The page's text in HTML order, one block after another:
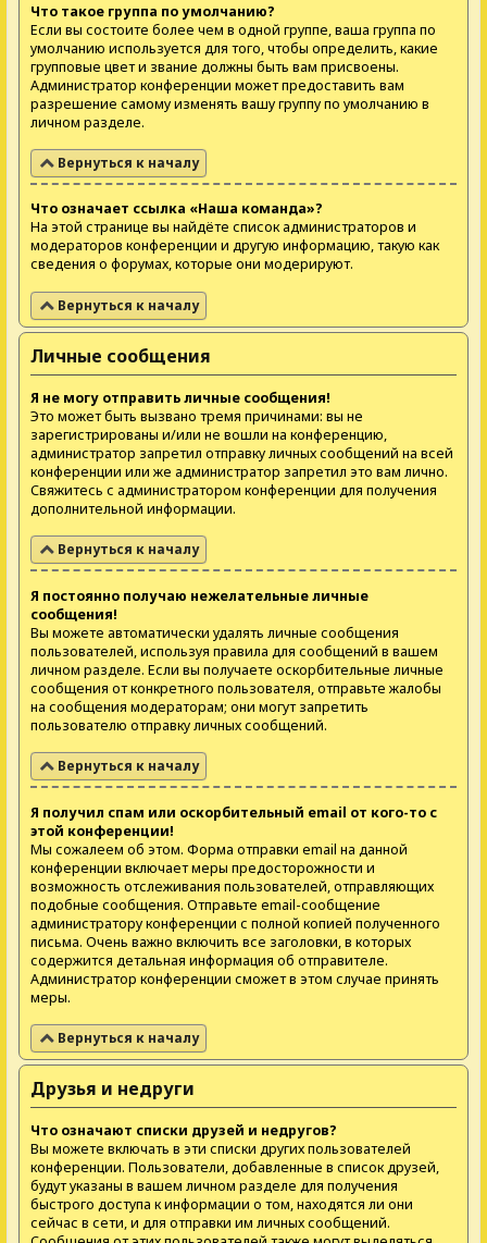
Что такое группа по умолчанию?
Если вы состоите более чем в одной группе, ваша группа по
умолчанию используется для того, чтобы определить, какие
групповые цвет и звание должны быть вам присвоены.
Администратор конференции может предоставить вам
разрешение самому изменять вашу группу по умолчанию в
личном разделе.
Вернуться к началу
Что означает ссылка «Наша команда»?
На этой странице вы найдёте список администраторов и
модераторов конференции и другую информацию, такую как
сведения о форумах, которые они модерируют.
Вернуться к началу
Личные сообщения
Я не могу отправить личные сообщения!
Это может быть вызвано тремя причинами: вы не
зарегистрированы и/или не вошли на конференцию,
администратор запретил отправку личных сообщений на всей
конференции или же администратор запретил это вам лично.
Свяжитесь с администратором конференции для получения
дополнительной информации.
Вернуться к началу
Я постоянно получаю нежелательные личные
сообщения!
Вы можете автоматически удалять личные сообщения
пользователей, используя правила для сообщений в вашем
личном разделе. Если вы получаете оскорбительные личные
сообщения от конкретного пользователя, отправьте жалобы
на сообщения модераторам; они могут запретить
пользователю отправку личных сообщений.
Вернуться к началу
Я получил спам или оскорбительный email от кого-то с
этой конференции!
Мы сожалеем об этом. Форма отправки email на данной
конференции включает меры предосторожности и
возможность отслеживания пользователей, отправляющих
подобные сообщения. Отправьте email-сообщение
администратору конференции с полной копией полученного
письма. Очень важно включить все заголовки, в которых
содержится детальная информация об отправителе.
Администратор конференции сможет в этом случае принять
меры.
Вернуться к началу
Друзья и недруги
Что означают списки друзей и недругов?
Вы можете включать в эти списки других пользователей
конференции. Пользователи, добавленные в список друзей,
будут указаны в вашем личном разделе для получения
быстрого доступа к информации о том, находятся ли они
сейчас в сети, и для отправки им личных сообщений.